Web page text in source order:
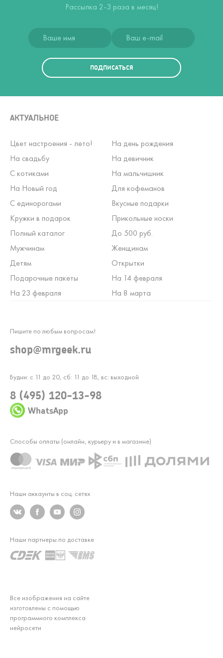
Рассылка 2-3 раза в месяц!
ПОДПИСАТЬСЯ
АКТУАЛЬНОЕ
Цвет настроения - лето!
На день рождения
На свадьбу
На девичник
С котиками
На мальчишник
На Новый год
Для кофеманов
С единорогами
Вкусные подарки
Кружки в подарок
Прикольные носки
Полный каталог
До 500 руб.
Мужчинам
Женщинам
Детям
Открытки
Подарочные пакеты
На 14 февраля
На 23 февраля
На 8 марта
Будни: с 11 до 20, сб: 11 до 18, вс: выходной
8 (495) 120-13-98
WhatsApp
Пишите по любым вопросам!
shop@mrgeek.ru
Наши аккаунты в соц. сетях
Все изображения на сайте
изготовлены с помощью
программного комплекса
нейросети
Способы оплаты (онлайн, курьеру и в магазине)
Наши партнеры по доставке